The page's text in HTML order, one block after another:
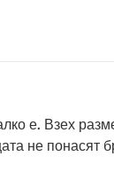
е. Взех
не понасят